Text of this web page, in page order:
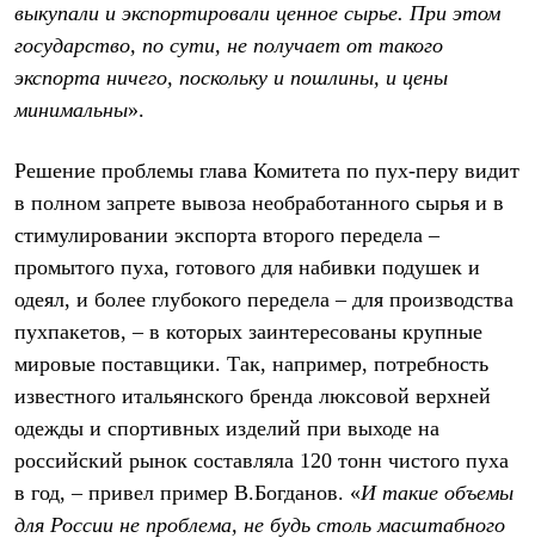
Рубашки
Футболки
Толстовки
Термобелье
Среднее термобелье
Легкое термобелье
Флисовая одежда
Куртки
Детская одежда
Утепленная пухом
Куртки
Брюки
Утепленная синтетикой
Куртки
Брюки
Футболки
Толстовки
выкупали и экспортировали ценное сырье. При этом
государство, по сути, не получает от такого
экспорта ничего, поскольку и пошлины, и цены
минимальны».
Решение проблемы глава Комитета по пух-перу видит
в полном запрете вывоза необработанного сырья и в
стимулировании экспорта второго передела –
промытого пуха, готового для набивки подушек и
одеял, и более глубокого передела – для производства
пухпакетов, – в которых заинтересованы крупные
мировые поставщики. Так, например, потребность
известного итальянского бренда люксовой верхней
одежды и спортивных изделий при выходе на
российский рынок составляла 120 тонн чистого пуха
в год, – привел пример В.Богданов. «И такие объемы
для России не проблема, не будь столь масштабного